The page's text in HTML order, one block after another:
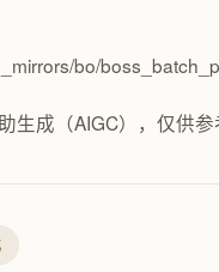
bo/
生成（AIGC），仅供参